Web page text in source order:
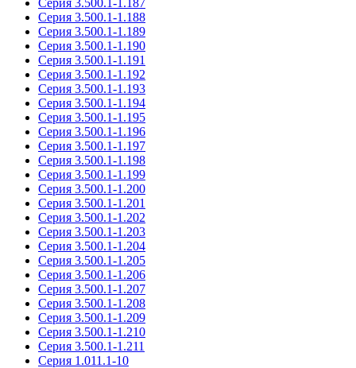
Серия 3.500.1-1.188
Серия 3.500.1-1.189
Серия 3.500.1-1.190
Серия 3.500.1-1.191
Серия 3.500.1-1.192
Серия 3.500.1-1.193
Серия 3.500.1-1.194
Серия 3.500.1-1.195
Серия 3.500.1-1.196
Серия 3.500.1-1.197
Серия 3.500.1-1.198
Серия 3.500.1-1.199
Серия 3.500.1-1.200
Серия 3.500.1-1.201
Серия 3.500.1-1.202
Серия 3.500.1-1.203
Серия 3.500.1-1.204
Серия 3.500.1-1.205
Серия 3.500.1-1.206
Серия 3.500.1-1.207
Серия 3.500.1-1.208
Серия 3.500.1-1.209
Серия 3.500.1-1.210
Серия 3.500.1-1.211
Серия 1.011.1-10